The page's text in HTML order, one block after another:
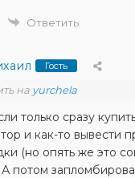
Ответить
Гость
на yurchela
только сразу
и как-то вывести
(но опять же это
А потом